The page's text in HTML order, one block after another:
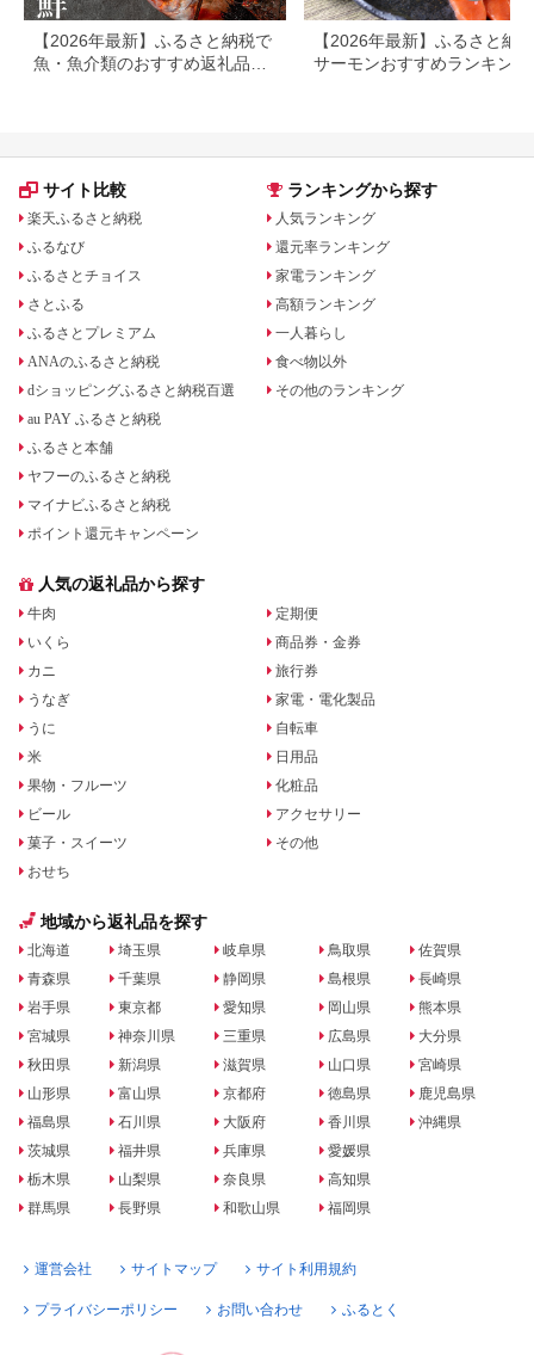
【2026年最新】ふるさと納税で
魚・魚介類のおすすめ返礼品ラ
【2026年最新】ふるさと納
サーモンおすすめランキング
サイト比較
楽天ふるさと納税
ふるなび
ふるさとチョイス
さとふる
ふるさとプレミアム
ANAのふるさと納税
dショッピングふるさと納税百選
au PAY ふるさと納税
ふるさと本舗
ヤフーのふるさと納税
マイナビふるさと納税
ポイント還元キャンペーン
ランキングから探す
人気ランキング
還元率ランキング
家電ランキング
高額ランキング
一人暮らし
食べ物以外
その他のランキング
人気の返礼品から探す
牛肉
いくら
カニ
うなぎ
うに
米
果物・フルーツ
ビール
菓子・スイーツ
おせち
定期便
商品券・金券
旅行券
家電・電化製品
自転車
日用品
化粧品
アクセサリー
その他
地域から返礼品を探す
北海道
青森県
岩手県
宮城県
秋田県
山形県
福島県
茨城県
栃木県
群馬県
埼玉県
千葉県
東京都
神奈川県
新潟県
富山県
石川県
福井県
山梨県
長野県
岐阜県
静岡県
愛知県
三重県
滋賀県
京都府
大阪府
兵庫県
奈良県
和歌山県
鳥取県
島根県
岡山県
広島県
山口県
徳島県
香川県
愛媛県
高知県
福岡県
佐賀県
長崎県
熊本県
大分県
宮崎県
鹿児島県
沖縄県
運営会社 サイトマップ サイト利用規約
プライバシーポリシー お問い合わせ ふるとく